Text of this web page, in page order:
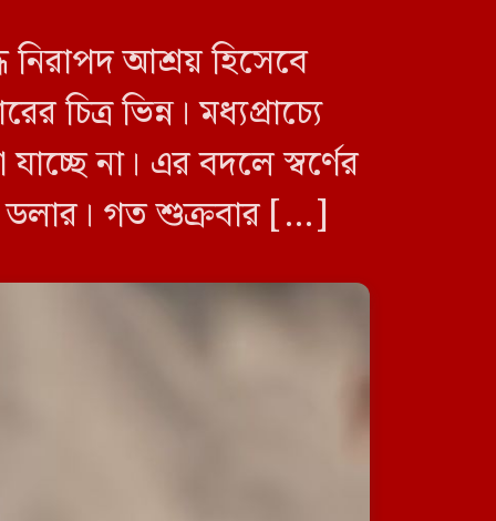
কোনো বিবেকবান মানুষ সমর্থন
করতে পারে না: প্রতিমন্ত্রী নুর
নিরাপদ আশ্রয় হিসেবে
চিত্র ভিন্ন। মধ্যপ্রাচ্যে
না। এর বদলে স্বর্ণের
ডলার। গত শুক্রবার […]